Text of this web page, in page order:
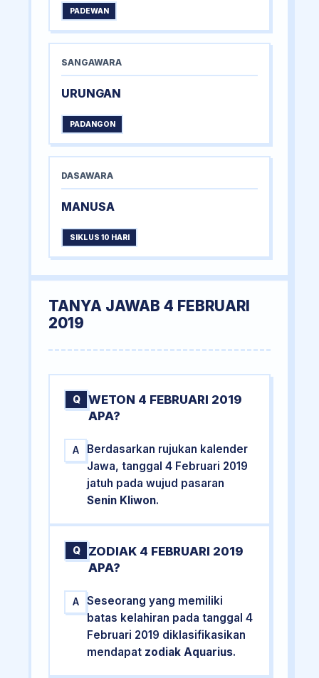
PADEWAN
SANGAWARA
URUNGAN
PADANGON
DASAWARA
MANUSA
SIKLUS 10 HARI
TANYA JAWAB 4 FEBRUARI
2019
Q
WETON 4 FEBRUARI 2019
APA?
A
Berdasarkan rujukan kalender
Jawa, tanggal 4 Februari 2019
jatuh pada wujud pasaran
Senin Kliwon.
Q
ZODIAK 4 FEBRUARI 2019
APA?
A
Seseorang yang memiliki
batas kelahiran pada tanggal 4
Februari 2019 diklasifikasikan
mendapat zodiak Aquarius.